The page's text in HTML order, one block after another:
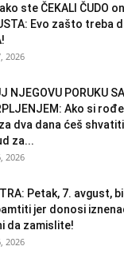
ste ČEKALI ČUDO
Evo zašto treba
2026
NJEGOVU PORUKU SA
Ako si
dva dana ćeš
za...
2026
Petak, 7. avgust,
jer donosi
da zamislite!
2026